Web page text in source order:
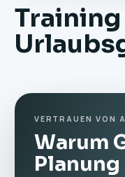
VERTRAUEN VON
Warum